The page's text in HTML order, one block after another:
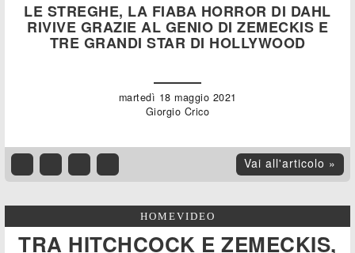
LE STREGHE, LA FIABA HORROR DI DAHL
RIVIVE GRAZIE AL GENIO DI ZEMECKIS E
TRE GRANDI STAR DI HOLLYWOOD
martedì 18 maggio 2021
Giorgio Crico
Vai all'articolo »
HOMEVIDEO
TRA HITCHCOCK E ZEMECKIS,